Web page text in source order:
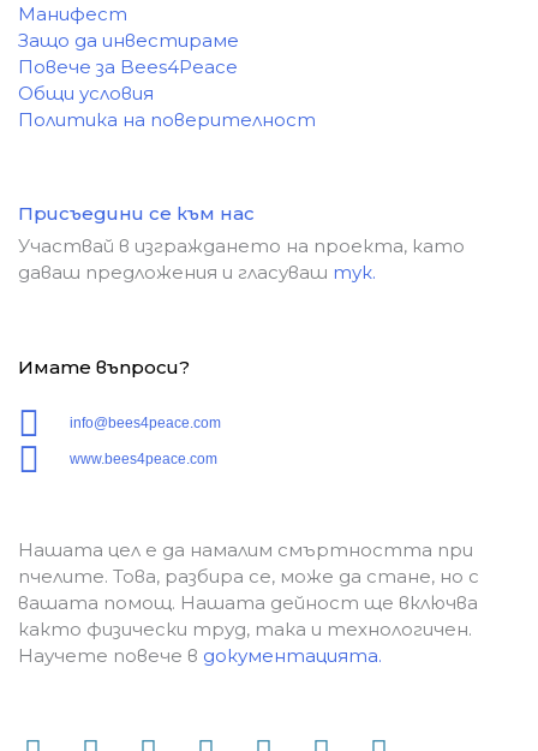
Манифест
Защо да инвестираме
Повече за Bees4Peace
Общи условия
Политика на поверителност
Присъедини се към нас
Участвай в изграждането на проекта, като
даваш предложения и гласуваш тук.
Имате въпроси?
info@bees4peace.com
www.bees4peace.com
Нашата цел е да намалим смъртността при
пчелите. Това, разбира се, може да стане, но с
вашата помощ. Нашата дейност ще включва
както физически труд, така и технологичен.
Научете повече в документацията.